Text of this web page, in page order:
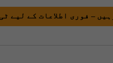
– فوری اطلاعات کے لیے